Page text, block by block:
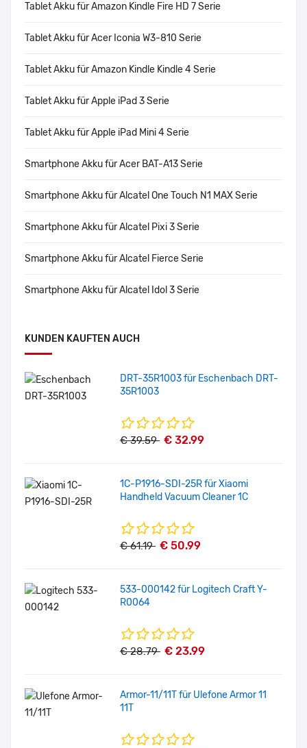
Tablet Akku für Amazon Kindle Fire HD 7 Serie
Tablet Akku für Acer Iconia W3-810 Serie
Tablet Akku für Amazon Kindle Kindle 4 Serie
Tablet Akku für Apple iPad 3 Serie
Tablet Akku für Apple iPad Mini 4 Serie
Smartphone Akku für Acer BAT-A13 Serie
Smartphone Akku für Alcatel One Touch N1 MAX Serie
Smartphone Akku für Alcatel Pixi 3 Serie
Smartphone Akku für Alcatel Fierce Serie
Smartphone Akku für Alcatel Idol 3 Serie
KUNDEN KAUFTEN AUCH
DRT-35R1003 für Eschenbach DRT-
35R1003
€ 39.59 € 32.99
1C-P1916-SDI-25R für Xiaomi
Handheld Vacuum Cleaner 1C
€ 61.19 € 50.99
533-000142 für Logitech Craft Y-
R0064
€ 28.79 € 23.99
Armor-11/11T für Ulefone Armor 11
11T